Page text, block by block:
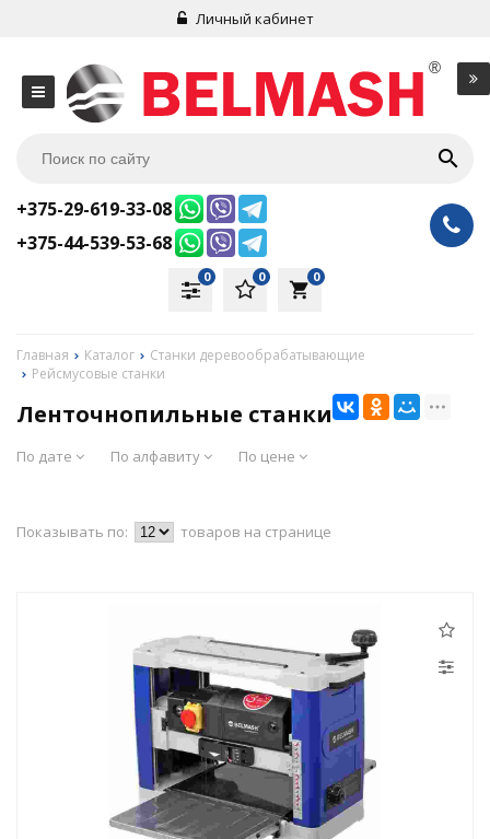
Личный кабинет
+375-29-619-33-08
+375-44-539-53-68
local_grocery_store
0
0
0
Главная Каталог
Станки деревообрабатывающие
Рейсмусовые станки
Ленточнопильные станки
По дате По алфавиту По цене
Показывать по: товаров на странице